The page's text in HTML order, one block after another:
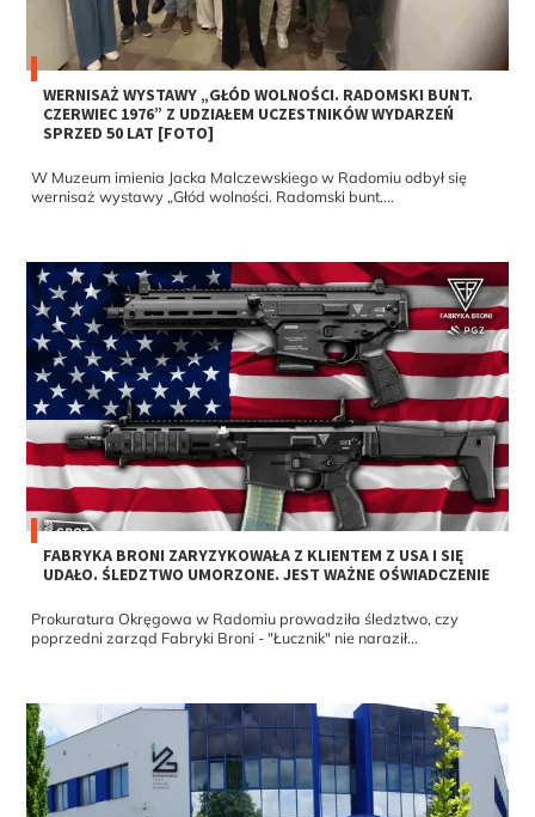
WERNISAŻ WYSTAWY „GŁÓD WOLNOŚCI. RADOMSKI BUNT.
CZERWIEC 1976” Z UDZIAŁEM UCZESTNIKÓW WYDARZEŃ
SPRZED 50 LAT [FOTO]
W Muzeum imienia Jacka Malczewskiego w Radomiu odbył się
wernisaż wystawy „Głód wolności. Radomski bunt....
FABRYKA BRONI ZARYZYKOWAŁA Z KLIENTEM Z USA I SIĘ
UDAŁO. ŚLEDZTWO UMORZONE. JEST WAŻNE OŚWIADCZENIE
Prokuratura Okręgowa w Radomiu prowadziła śledztwo, czy
poprzedni zarząd Fabryki Broni - "Łucznik" nie naraził...